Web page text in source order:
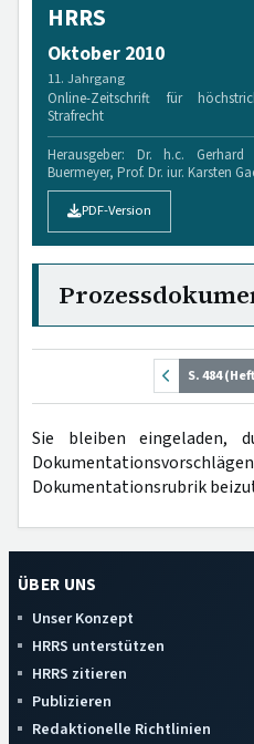
HRRS
Oktober 2010
11. Jahrgang
Online-Zeitschrift für
Strafrecht
Herausgeber: Dr. h.c.
Buermeyer, Prof. Dr. iur. Karsten
PDF-Version
S. 484
Sie bleiben eingeladen,
Dokumentationsrubrik
ÜBER UNS
Unser Konzept
HRRS unterstützen
HRRS zitieren
Publizieren
Redaktionelle Richtlinien